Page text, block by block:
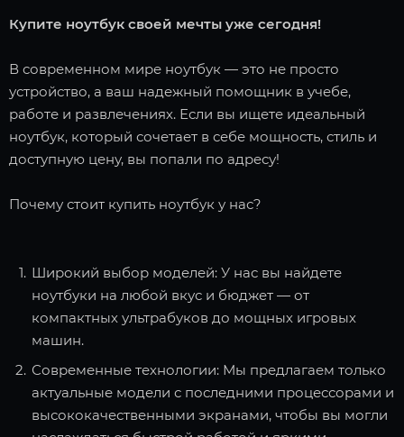
Купите ноутбук своей мечты уже сегодня!
В современном мире ноутбук — это не просто
устройство, а ваш надежный помощник в учебе,
работе и развлечениях. Если вы ищете идеальный
ноутбук, который сочетает в себе мощность, стиль и
доступную цену, вы попали по адресу!
Почему стоит купить ноутбук у нас?
Широкий выбор моделей: У нас вы найдете
ноутбуки на любой вкус и бюджет — от
компактных ультрабуков до мощных игровых
машин.
Современные технологии: Мы предлагаем только
актуальные модели с последними процессорами и
высококачественными экранами, чтобы вы могли